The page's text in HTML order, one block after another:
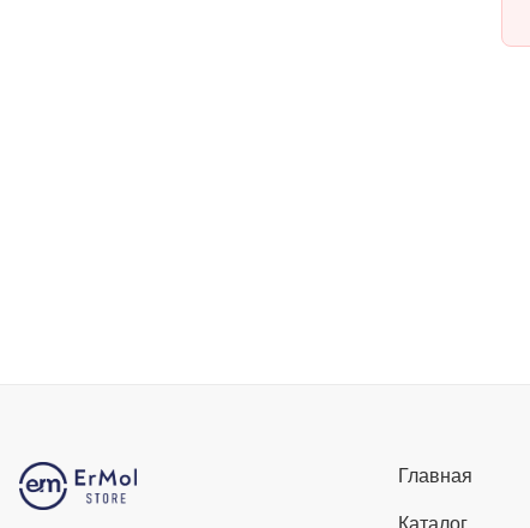
Главная